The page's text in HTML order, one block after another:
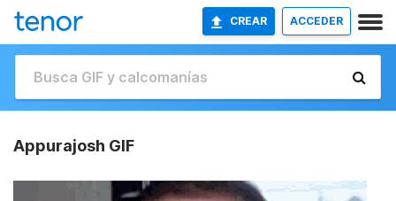
CREAR ACCEDER
Appurajosh GIF